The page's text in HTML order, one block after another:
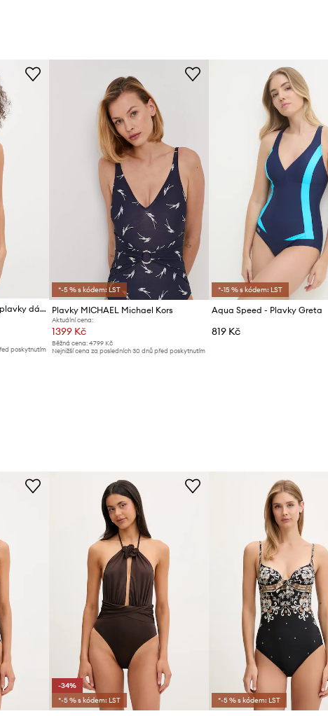
Tommy Hilfiger jednodílné plavky dámské
poskytnutím
*-5 % s kódem: LST
Plavky MICHAEL Michael Kors
Aktuální cena:
1399 Kč
Běžná cena: 4799 Kč
Nejnižší cena za posledních 30 dnů před poskytnutím
*-15 % s kódem: LST
Aqua Speed - Plavky Greta
819 Kč
-34%
*-5 % s kódem: LST
*-5 % s kódem: LST